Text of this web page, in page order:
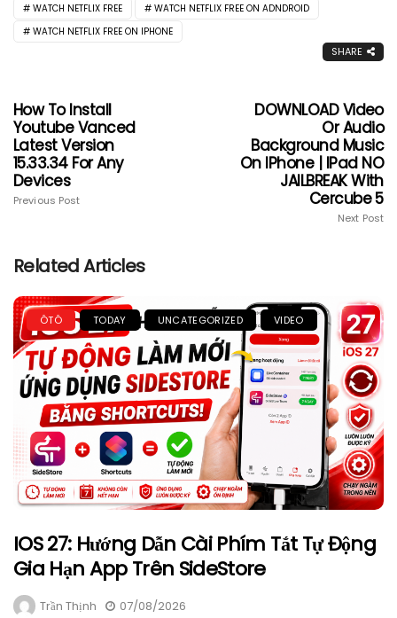
WATCH NETFLIX FREE
WATCH NETFLIX FREE ON ADNDROID
WATCH NETFLIX FREE ON IPHONE
SHARE
How To Install
Youtube Vanced
Latest Version
15.33.34 For Any
Devices
Previous Post
DOWNLOAD Video
Or Audio
Background Music
On IPhone | IPad NO
JAILBREAK With
Cercube 5
Next Post
Related Articles
ÔTÔ TODAY UNCATEGORIZED VIDEO
IOS 27: Hướng Dẫn Cài Phím Tắt Tự Động
Gia Hạn App Trên SideStore
Trần Thịnh 07/08/2026